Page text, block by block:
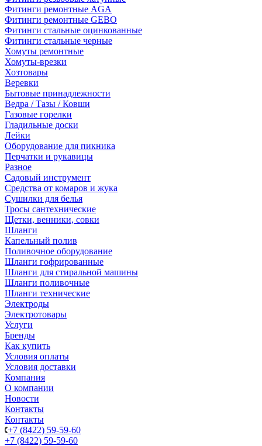
Фитинги ремонтные AGA
Фитинги ремонтные GEBO
Фитинги стальные оцинкованные
Фитинги стальные черные
Хомуты ремонтные
Хомуты-врезки
Хозтовары
Веревки
Бытовые принадлежности
Ведра / Тазы / Ковши
Газовые горелки
Гладильные доски
Лейки
Оборудование для пикника
Перчатки и рукавицы
Разное
Садовый инструмент
Средства от комаров и жука
Сушилки для белья
Тросы сантехнические
Щетки, венники, совки
Шланги
Капельный полив
Поливочное оборудование
Шланги гофрированные
Шланги для стиральной машины
Шланги поливочные
Шланги технические
Электроды
Электротовары
Услуги
Бренды
Как купить
Условия оплаты
Условия доставки
Компания
О компании
Новости
Контакты
Контакты
+7 (8422) 59-59-60
+7 (8422) 59-59-60